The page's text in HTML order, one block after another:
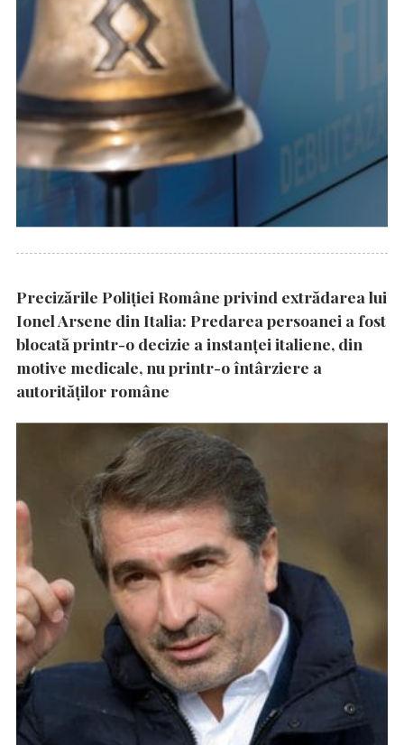
Precizările Poliţiei Române privind extrădarea lui
Ionel Arsene din Italia: Predarea persoanei a fost
blocată printr-o decizie a instanţei italiene, din
motive medicale, nu printr-o întârziere a
autorităţilor române